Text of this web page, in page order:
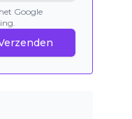
Google